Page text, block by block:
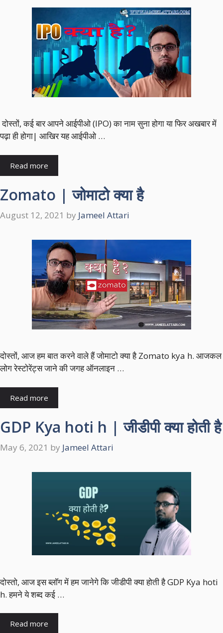
दोस्तों, कई बार आपने आईपीओ (IPO) का नाम सुना होगा या फिर अखबार में
पढ़ा ही होगा| आखिर यह आईपीओ …
Read more
Zomato | जोमाटो क्या है
August 12, 2021 by Jameel Attari
दोस्तों, आज हम बात करने वाले हैं जोमाटो क्या है Zomato kya h. आजकल
लोग रेस्टोरेंट्स जाने की जगह ऑनलाइन …
Read more
GDP Kya hoti h | जीडीपी क्या होती है
May 6, 2021 by Jameel Attari
दोस्तो, आज इस ब्लाॅग में हम जानेगे कि जीडीपी क्या होती है GDP Kya hoti
h. हमने ये शब्द कई …
Read more